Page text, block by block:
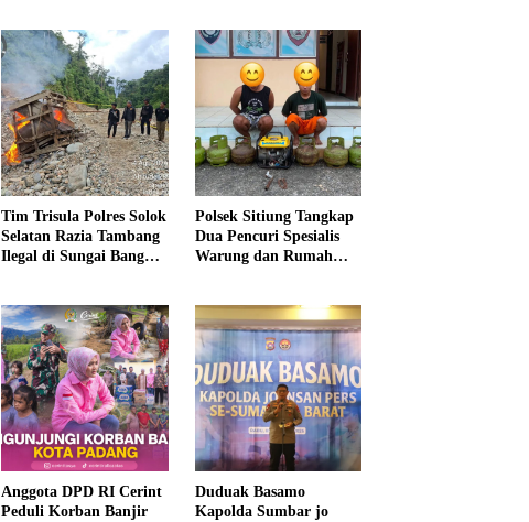
Kriminal
Siap Edar di Tanah
Datar
Tim Trisula Polres Solok
Selatan Razia Tambang
Ilegal di Sungai Bangko,
Polsek Sitiung Tangkap
Dua Pencuri Spesialis
Warung dan Rumah
Anggota DPD RI Cerint
Peduli Korban Banjir
Duduak Basamo
Kapolda Sumbar jo